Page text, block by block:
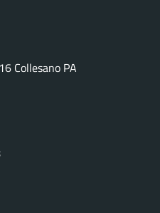
Collesano PA